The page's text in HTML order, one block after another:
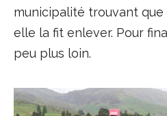
municipalité trouvant que
elle la fit enlever. Pour
peu plus loin.